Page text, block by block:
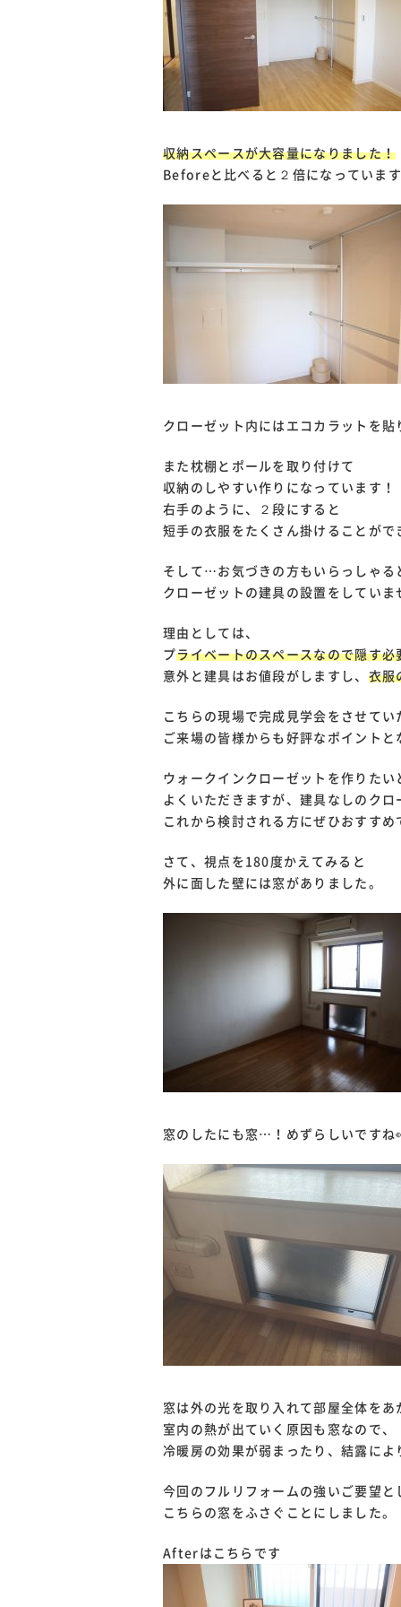
収納スペースが大容量になりました！
Beforeと比べると２倍になっていま
クローゼット内にはエコカラットを貼
また枕棚とポールを取り付けて
収納のしやすい作りになっています！
右手のように、２段にすると
短手の衣服をたくさん掛けることが
そして…お気づきの方もいらっしゃる
クローゼットの建具の設置をしていま
理由としては、
プライベートのスペースなので隠す
意外と建具はお値段がしますし、 衣服
こちらの現場で完成見学会をさせてい
ご来場の皆様からも好評なポイントと
ウォークインクローゼットを作りたい
よくいただきますが、建具なしのクロ
これから検討される方にぜひおすすめ
さて、視点を180度かえてみると
外に面した壁には窓がありました。
窓のしたにも窓…！めずらしいですね
窓は外の光を取り入れて部屋全体を
室内の熱が出ていく原因も窓なので、
冷暖房の効果が弱まったり、結露に
今回のフルリフォームの強いご要望
こちらの窓をふさぐことにしました。
Afterはこちらです